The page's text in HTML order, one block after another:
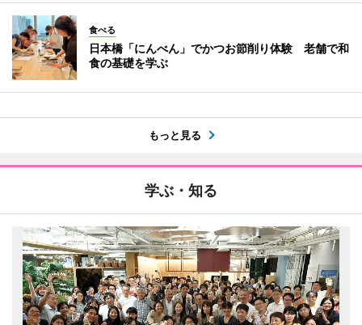
食べる
日本橋「にんべん」でかつお節削り体験 老舗で和
食の基礎を学ぶ
もっと見る
学ぶ・知る